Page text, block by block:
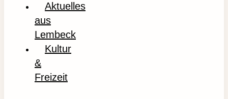
Aktuelles
aus
Lembeck
Kultur
&
Freizeit